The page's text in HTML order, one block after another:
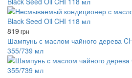
819 грн
Шампунь с маслом чайного дерева
355/739 мл